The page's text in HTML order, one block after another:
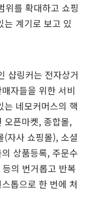
를 확대하고 쇼핑
계기로 보고 있
샵링커는 전자상거
자들을 위한 서비
는 네모커머스의 핵
오픈마켓, 종합몰,
(자사 쇼핑몰), 소셜
상품등록, 주문수
의 번거롭고 반복
톱으로 한 번에 처